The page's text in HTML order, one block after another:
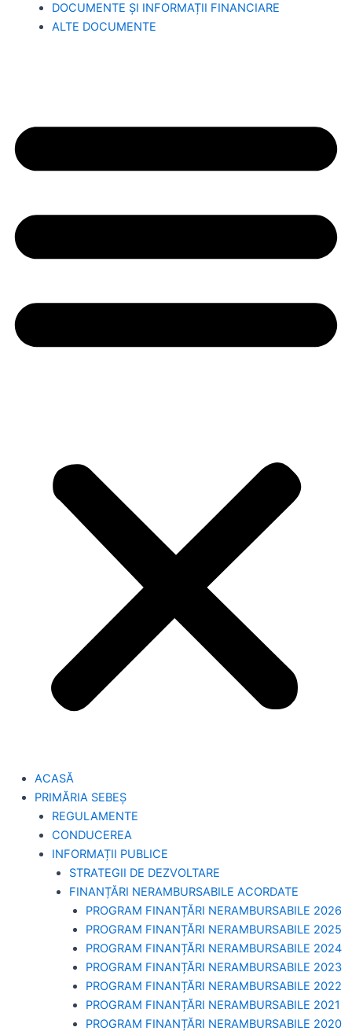
DOCUMENTE ȘI INFORMAȚII FINANCIARE
ALTE DOCUMENTE
ACASĂ
PRIMĂRIA SEBEȘ
REGULAMENTE
CONDUCEREA
INFORMAȚII PUBLICE
STRATEGII DE DEZVOLTARE
FINANȚĂRI NERAMBURSABILE ACORDATE
PROGRAM FINANȚĂRI NERAMBURSABILE 2026
PROGRAM FINANȚĂRI NERAMBURSABILE 2025
PROGRAM FINANȚĂRI NERAMBURSABILE 2024
PROGRAM FINANȚĂRI NERAMBURSABILE 2023
PROGRAM FINANȚĂRI NERAMBURSABILE 2022
PROGRAM FINANȚĂRI NERAMBURSABILE 2021
PROGRAM FINANȚĂRI NERAMBURSABILE 2020